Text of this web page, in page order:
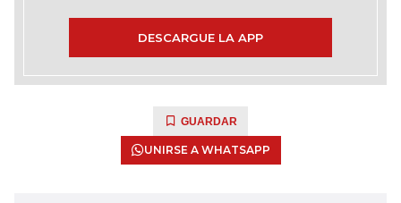
DESCARGUE LA APP
GUARDAR
UNIRSE A WHATSAPP